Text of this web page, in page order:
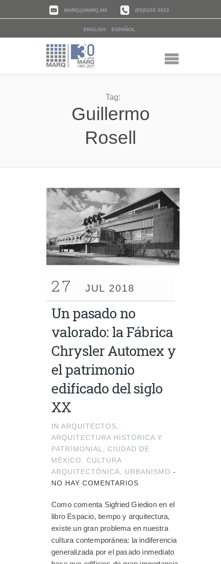
MARQ@MARQ.MX (55)5295 3923
ENGLISH ESPAÑOL
Tag:
Guillermo
Rosell
27 JUL 2018
Un pasado no
valorado: la Fábrica
Chrysler Automex y
el patrimonio
edificado del siglo
XX
IN ARQUITECTOS
ARQUITECTURA HISTÓRICA Y
PATRIMONIAL
CIUDAD DE
MÉXICO
CULTURA
ARQUITECTÓNICA
URBANISMO -
NO HAY COMENTARIOS
Como comenta Sigfried Giedion en el
libro Espacio, tiempo y arquitectura,
existe un gran problema en nuestra
cultura contemporánea: la indiferencia
generalizada por el pasado inmediato